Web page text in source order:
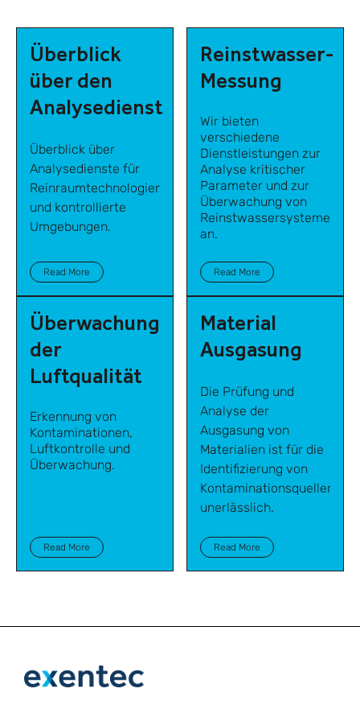
Überblick
über den
Analysedienst
Überblick über
Analysedienste für
Reinraumtechnologien
und kontrollierte
Umgebungen.
Read More
Reinstwasser-
Messung
Wir bieten
verschiedene
Dienstleistungen zur
Analyse kritischer
Parameter und zur
Überwachung von
Reinstwassersystemen
an.
Read More
Überwachung
der
Luftqualität
Erkennung von
Kontaminationen,
Luftkontrolle und
Überwachung.
Read More
Material
Ausgasung
Die Prüfung und
Analyse der
Ausgasung von
Materialien ist für die
Identifizierung von
Kontaminationsquellen
unerlässlich.
Read More